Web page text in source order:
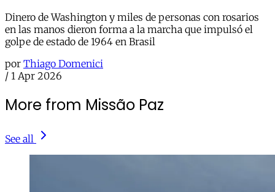
Dinero de Washington y miles de personas con rosarios
en las manos dieron forma a la marcha que impulsó el
golpe de estado de 1964 en Brasil
por Thiago Domenici
/ 1 Apr 2026
More from Missão Paz
See all